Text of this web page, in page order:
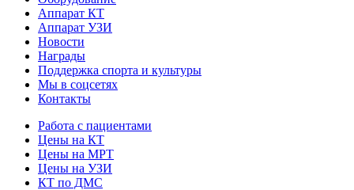
Аппарат КТ
Аппарат УЗИ
Новости
Награды
Поддержка спорта и культуры
Мы в соцсетях
Контакты
Работа с пациентами
Цены на КТ
Цены на МРТ
Цены на УЗИ
КТ по ДМС